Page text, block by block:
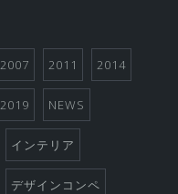
2007 2011 2014
2019 NEWS
インテリア
デザインコンペ